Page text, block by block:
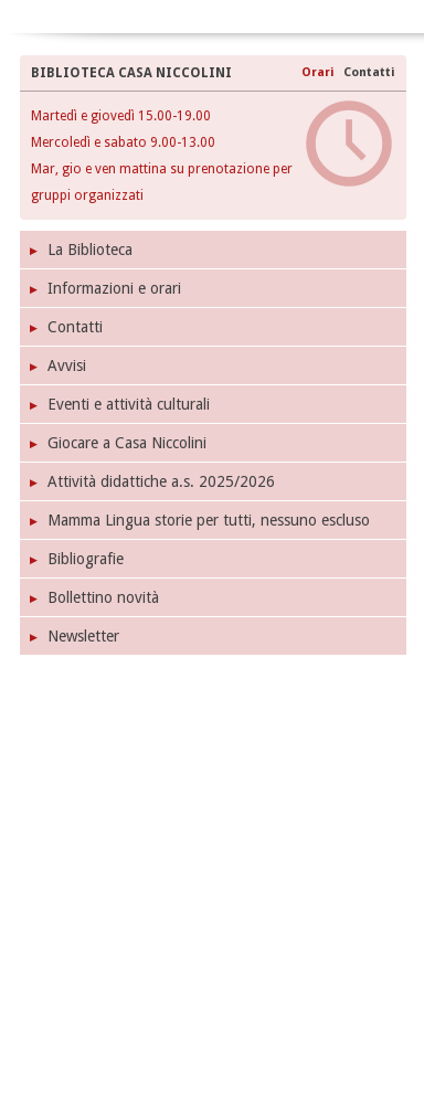
BIBLIOTECA CASA NICCOLINI Orari Contatti
Martedì e giovedì 15.00-19.00
Mercoledì e sabato 9.00-13.00
Mar, gio e ven mattina su prenotazione per
gruppi organizzati
La Biblioteca
Informazioni e orari
Contatti
Avvisi
Eventi e attività culturali
Giocare a Casa Niccolini
Attività didattiche a.s. 2025/2026
Mamma Lingua storie per tutti, nessuno escluso
Bibliografie
Bollettino novità
Newsletter